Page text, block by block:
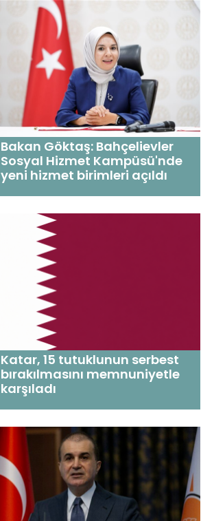
Bakan Göktaş: Bahçelievler
Sosyal Hizmet Kampüsü'nde
yeni hizmet birimleri açıldı
Katar, 15 tutuklunun serbest
bırakılmasını memnuniyetle
karşıladı